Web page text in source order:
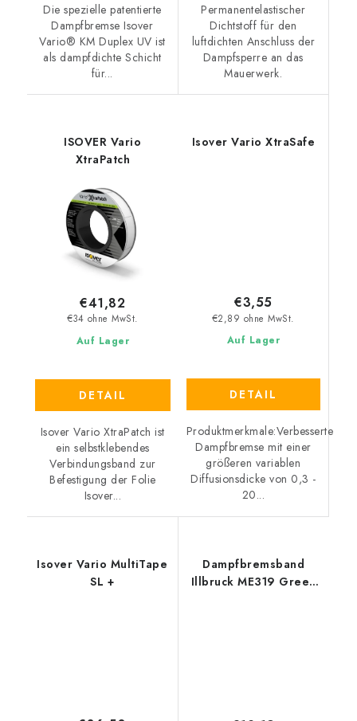
Die spezielle patentierte
Dampfbremse Isover
Vario® KM Duplex UV ist
als dampfdichte Schicht
für...
Permanentelastischer
Dichtstoff für den
luftdichten Anschluss der
Dampfsperre an das
Mauerwerk.
ISOVER Vario
XtraPatch
Auf Lager
€34 ohne MwSt.
€41,82
DETAIL
Isover Vario XtraPatch ist
ein selbstklebendes
Verbindungsband zur
Befestigung der Folie
Isover...
Isover Vario XtraSafe
Auf Lager
€2,89 ohne MwSt.
€3,55
DETAIL
Produktmerkmale:Verbesserte
Dampfbremse mit einer
größeren variablen
Diffusionsdicke von 0,3 -
20...
Isover Vario MultiTape
SL +
Dampfbremsband
Illbruck ME319 Green